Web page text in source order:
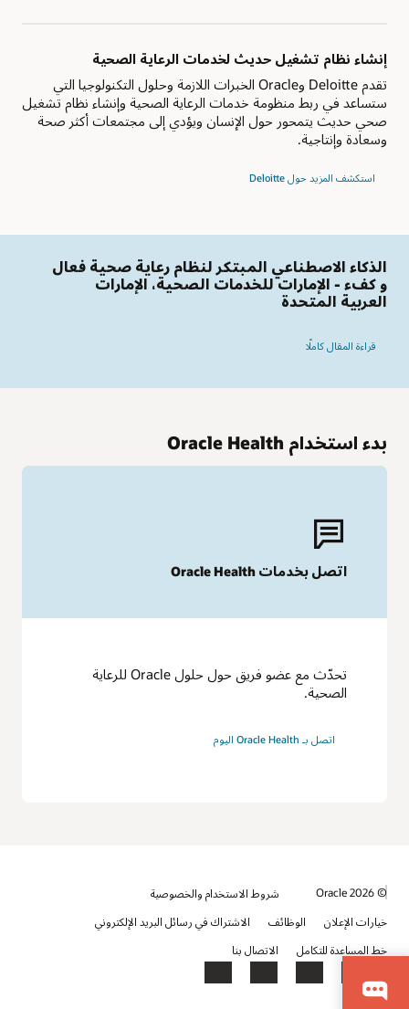
إنشاء نظام تشغيل حديث لخدمات الرعاية الصحية
تقدم Deloitte وOracle الخبرات اللازمة وحلول التكنولوجيا التي
ستساعد في ربط منظومة خدمات الرعاية الصحية وإنشاء نظام تشغيل
صحي حديث يتمحور حول الإنسان ويؤدي إلى مجتمعات أكثر صحة
وسعادة وإنتاجية.
استكشف المزيد حول Deloitte
الذكاء الاصطناعي المبتكر لنظام رعاية صحية فعال
و كفء - الإمارات للخدمات الصحية، الإمارات
العربية المتحدة
قراءة المقال كاملًا
بدء استخدام Oracle Health
اتصل بخدمات Oracle Health
تحدّث مع عضو فريق حول حلول Oracle للرعاية
الصحية.
اتصل بـ Oracle Health اليوم
© 2026 Oracle
شروط الاستخدام والخصوصية
خيارات الإعلان
الوظائف
الاشتراك في رسائل البريد الإلكتروني
خط المساعدة للتكامل
الاتصال بنا
Facebook
X
LinkedIn
YouTube